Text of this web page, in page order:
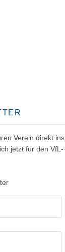
Verein direkt ins
jetzt für den VfL-